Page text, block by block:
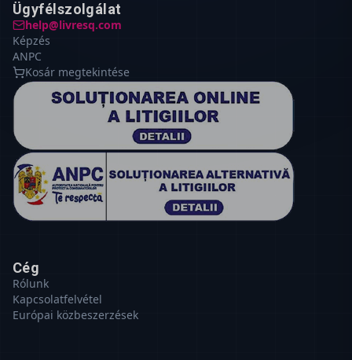
Ügyfélszolgálat
help@livresq.com
Képzés
ANPC
Kosár megtekintése
Cég
Rólunk
Kapcsolatfelvétel
Európai közbeszerzések